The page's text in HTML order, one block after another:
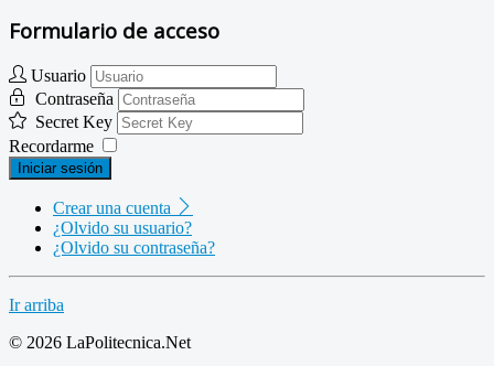
Formulario de acceso
Usuario
Contraseña
Secret Key
Recordarme
Iniciar sesión
Crear una cuenta
¿Olvido su usuario?
¿Olvido su contraseña?
Ir arriba
© 2026 LaPolitecnica.Net